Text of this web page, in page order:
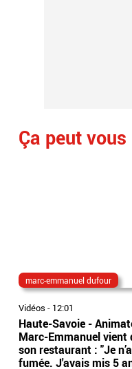
Ça peut
marc-emmanuel dufour
Vidéos - 12:01
Haute-Savoie -
Marc-Emmanuel vient
son restaurant : "Je
fumée. J'avais mis 5